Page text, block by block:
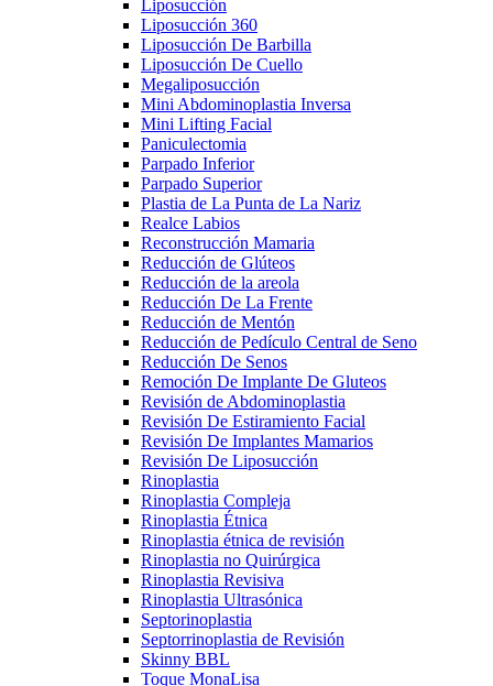
Liposucción
Liposucción 360
Liposucción De Barbilla
Liposucción De Cuello
Megaliposucción
Mini Abdominoplastia Inversa
Mini Lifting Facial
Paniculectomia
Parpado Inferior
Parpado Superior
Plastia de La Punta de La Nariz
Realce Labios
Reconstrucción Mamaria
Reducción de Glúteos
Reducción de la areola
Reducción De La Frente
Reducción de Mentón
Reducción de Pedículo Central de Seno
Reducción De Senos
Remoción De Implante De Gluteos
Revisión de Abdominoplastia
Revisión De Estiramiento Facial
Revisión De Implantes Mamarios
Revisión De Liposucción
Rinoplastia
Rinoplastia Compleja
Rinoplastia Étnica
Rinoplastia étnica de revisión
Rinoplastia no Quirúrgica
Rinoplastia Revisiva
Rinoplastia Ultrasónica
Septorinoplastia
Septorrinoplastia de Revisión
Skinny BBL
Toque MonaLisa